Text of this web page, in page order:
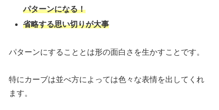
パターンになる！
省略する思い切りが大事
パターンにすることとは形の面白さを生かすことです。
特にカーブは並べ方によっては色々な表情を出してくれ
ます。